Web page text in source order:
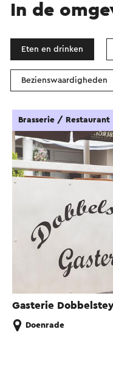
In de
Eten en drinken
Bezienswaardigheden
Gasterie
Brasserie / Restaurant
Doenrade